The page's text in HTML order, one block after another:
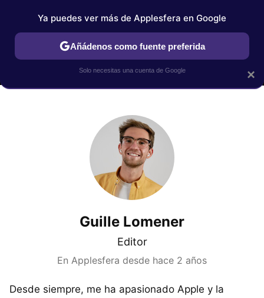
MENÚ NUEVO
TUTORIALES APPLESFERA SELECCIÓN
Guille Lomener
Editor
En Applesfera desde hace 2 años
Desde siempre, me ha apasionado Apple y la
×
Ya puedes ver más de Applesfera en Google
Añádenos como fuente preferida
Solo necesitas una cuenta de Google